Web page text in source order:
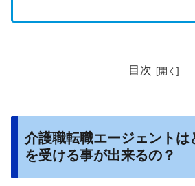
目次
介護職転職エージェントは
を受ける事が出来るの？